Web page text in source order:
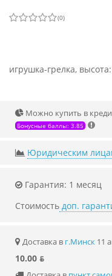
(0)
игрушка-грелка,
Можно купить в
Бонусные баллы: 3.85
Юридическим
Гарантия: 1 месяц
Стоимость доп.
Доставка в г.Минск 11
10.00 ƃ